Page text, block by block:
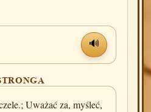
🔊
Uważać za, myśleć,